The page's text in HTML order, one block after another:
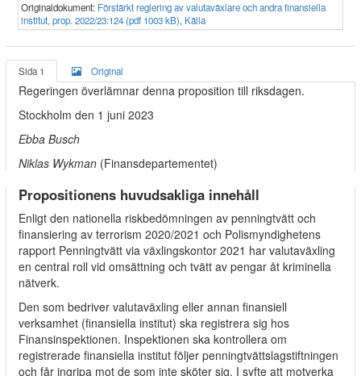
Originaldokument: Förstärkt reglering av valutaväxlare och andra finansiella
institut, prop. 2022/23:124 (pdf 1003 kB), Källa
Sida 1 Original
Regeringen överlämnar denna proposition till riksdagen.
Stockholm den 1 juni 2023
Ebba Busch
Niklas Wykman (Finansdepartementet)
Propositionens huvudsakliga innehåll
Enligt den nationella riskbedömningen av penningtvätt och
finansiering av terrorism 2020/2021 och Polismyndighetens
rapport Penningtvätt via växlingskontor 2021 har valutaväxling
en central roll vid omsättning och tvätt av pengar åt kriminella
nätverk.
Den som bedriver valutaväxling eller annan finansiell
verksamhet (finansiella institut) ska registrera sig hos
Finansinspektionen. Inspektionen ska kontrollera om
registrerade finansiella institut följer penningtvättslagstiftningen
och får ingripa mot de som inte sköter sig. I syfte att motverka